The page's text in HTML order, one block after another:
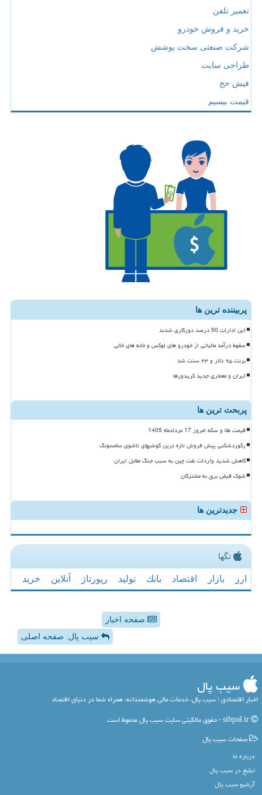
تعمیر تلفن
خرید و فروش خودرو
شرکت صنعتی سخت پوشش
طراحی سایت
فیش حج
قیمت بیسیم
پربیننده ترین ها
این ادارات 50 درصد دورکاری شدند
سقوط درآمد مالیاتی از خودرو های لوکس و خانه های خالی
برنت ۹۵ دلار و ۴۴ سنت شد
ایران و معماری جدید کریدورها
پربحث ترین ها
قیمت طلا و سکه امروز 17 مردادماه 1405
رکوردشکنی پیش فروش تازه ترین گوشیهای تاشوی سامسونگ
کاهش شدید واردات نفت چین به سبب جنگ مقابل ایران
شوک قبض برق به مشترکان
جدیدترین ها
تگها
ارز بازار اقتصاد بانك تولید رپورتاژ آنلاین خرید
صفحه اخبار
سیب پال: صفحه اصلی
سیب پال
اخبار اقتصادی ؛ سیب پال، خدمات مالی هوشمندانه، همراه شما در دنیای اقتصاد
صفحات سیب پال
درباره ما
تبلیغ در سیب پال
آرشیو سیب پال